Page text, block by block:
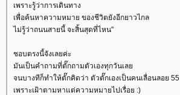
เพราะรู้ว่าการเดินทาง
เพื่อค้นหาความหมาย ของชีวิตยังอีกยาวไกล
ไม่รู้ว่าถนนสายนี้ จะสิ้นสุดที่ไหน"
ชอบตรงนี้จังเลยค่ะ
มันเป็นคำถามที่ตั๊กถามตัวเองทุกวันเล
จนบางทีก็ทำให้ตั๊กคิดว่า ตัวตั๊กเองเป็นคนเลื่อนลอย 55
เพราะเฝ้าตามหาแต่ความหมายไปเรื่อย :)